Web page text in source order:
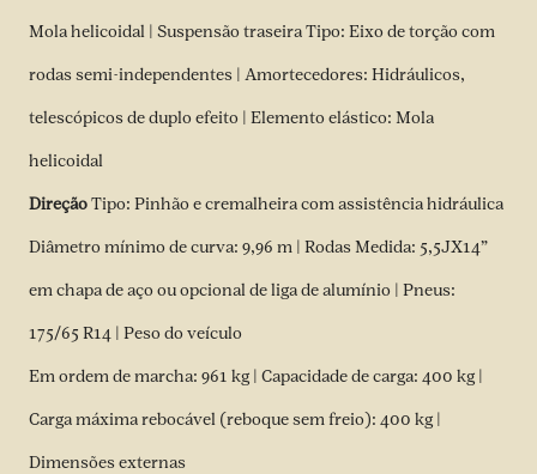
Mola helicoidal | Suspensão traseira Tipo: Eixo de torção com
rodas semi-independentes | Amortecedores: Hidráulicos,
telescópicos de duplo efeito | Elemento elástico: Mola
helicoidal
DireçãoTipo: Pinhão e cremalheira com assistência hidráulica
Diâmetro mínimo de curva: 9,96 m | Rodas Medida: 5,5JX14”
em chapa de aço ou opcional de liga de alumínio | Pneus:
175/65 R14 | Peso do veículo
Em ordem de marcha: 961 kg | Capacidade de carga: 400 kg |
Carga máxima rebocável (reboque sem freio): 400 kg |
Dimensões externas